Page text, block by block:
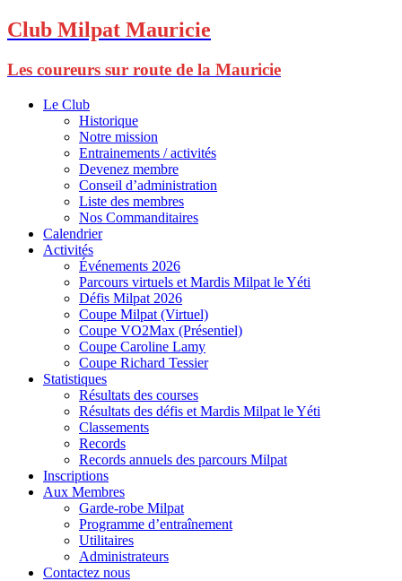
Club Milpat Mauricie
Les coureurs sur route de la Mauricie
Le Club
Historique
Notre mission
Entrainements / activités
Devenez membre
Conseil d’administration
Liste des membres
Nos Commanditaires
Calendrier
Activités
Événements 2026
Parcours virtuels et Mardis Milpat le Yéti
Défis Milpat 2026
Coupe Milpat (Virtuel)
Coupe VO2Max (Présentiel)
Coupe Caroline Lamy
Coupe Richard Tessier
Statistiques
Résultats des courses
Résultats des défis et Mardis Milpat le Yéti
Classements
Records
Records annuels des parcours Milpat
Inscriptions
Aux Membres
Garde-robe Milpat
Programme d’entraînement
Utilitaires
Administrateurs
Contactez nous